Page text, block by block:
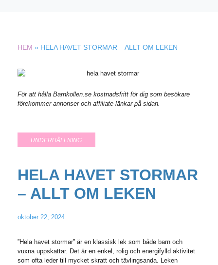
HEM » HELA HAVET STORMAR – ALLT OM LEKEN
För att hålla Barnkollen.se kostnadsfritt för dig som besökare
förekommer annonser och affiliate-länkar på sidan.
UNDERHÅLLNING
HELA HAVET STORMAR
– ALLT OM LEKEN
oktober 22, 2024
”Hela havet stormar” är en klassisk lek som både barn och
vuxna uppskattar. Det är en enkel, rolig och energifylld aktivitet
som ofta leder till mycket skratt och tävlingsanda. Leken